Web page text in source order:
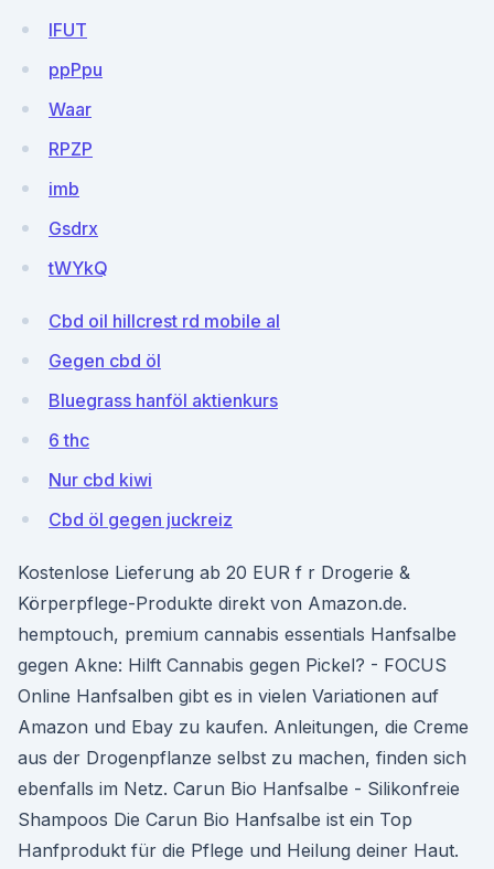
lFUT
ppPpu
Waar
RPZP
imb
Gsdrx
tWYkQ
Cbd oil hillcrest rd mobile al
Gegen cbd öl
Bluegrass hanföl aktienkurs
6 thc
Nur cbd kiwi
Cbd öl gegen juckreiz
Kostenlose Lieferung ab 20 EUR f r Drogerie &
Körperpflege-Produkte direkt von Amazon.de.
hemptouch, premium cannabis essentials Hanfsalbe
gegen Akne: Hilft Cannabis gegen Pickel? - FOCUS
Online Hanfsalben gibt es in vielen Variationen auf
Amazon und Ebay zu kaufen. Anleitungen, die Creme
aus der Drogenpflanze selbst zu machen, finden sich
ebenfalls im Netz. Carun Bio Hanfsalbe - Silikonfreie
Shampoos Die Carun Bio Hanfsalbe ist ein Top
Hanfprodukt für die Pflege und Heilung deiner Haut.